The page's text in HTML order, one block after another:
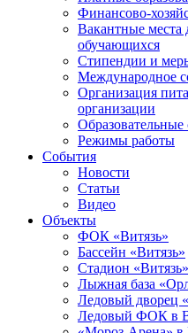
Финансово-
Вакантные места
обучающихся
Стипендии и
Международное
Организация
организации
Образовательные
Режимы работы
События
Новости
Статьи
Видео
Объекты
ФОК «Витязь»
Бассейн «Витязь»
Стадион «Витязь»
Лыжная база
Ледовый дворец
Ледовый ФОК в